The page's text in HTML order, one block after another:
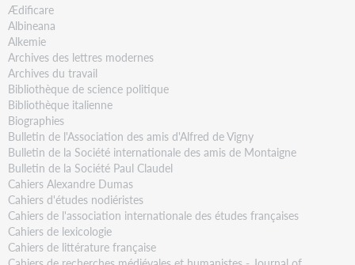
Ædificare
Albineana
Alkemie
Archives des lettres modernes
Archives du travail
Bibliothèque de science politique
Bibliothèque italienne
Biographies
Bulletin de l'Association des amis d'Alfred de Vigny
Bulletin de la Société internationale des amis de Montaigne
Bulletin de la Société Paul Claudel
Cahiers Alexandre Dumas
Cahiers d'études nodiéristes
Cahiers de l'association internationale des études françaises
Cahiers de lexicologie
Cahiers de littérature française